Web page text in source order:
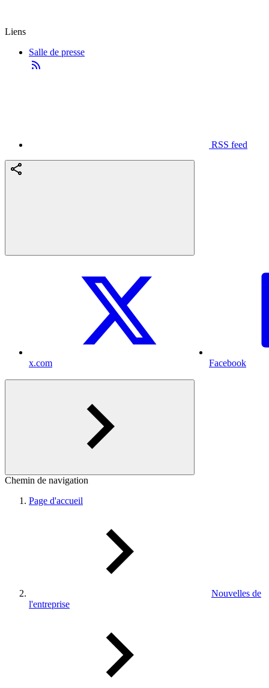
Liens
Salle de presse
RSS feed
x.com Facebook
Chemin de navigation
Page d'accueil
Nouvelles de
l'entreprise